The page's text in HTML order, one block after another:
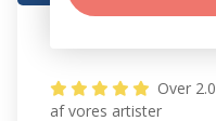
Over
af vores artister